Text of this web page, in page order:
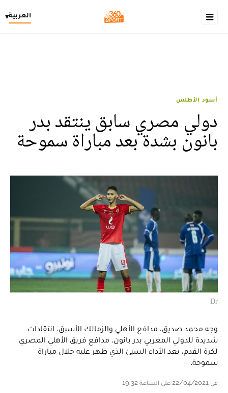
العربية▾
أسود الأطلس
دولي مصري سابق ينتقد بدر
بانون بشدة بعد مباراة سموحة
Dr
وجه محمد صديق، مدافع الأهلي والزمالك الأسبق، انتقادات
شديدة للدولي المغربي بدر بانون، مدافع فريق الأهلي المصري
لكرة القدم، بعد الأداء السيئ الذي ظهر عليه خلال مباراة
سموحة.
في 22/04/2021 على الساعة 19:32